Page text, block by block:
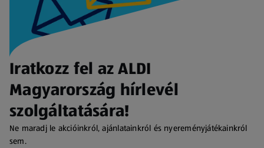
Iratkozz fel az ALDI
Magyarország hírlevél
szolgáltatására!
Ne maradj le akcióinkról, ajánlatainkról és nyereményjátékainkról
sem.